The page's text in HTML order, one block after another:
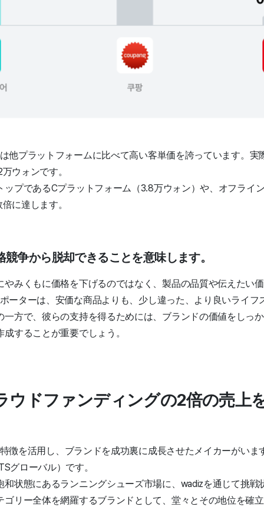
他プラットフォームに比べて高い客単価を誇っています。実
ウォンです。
ップであるCプラットフォーム（3.8万ウォン）や、オフライ
に達します。
争から脱却できることを意味します。
やみくもに価格を下げるのではなく、製品の品質や伝えたい
ーターは、安価な商品よりも、少し違った、より良いライフ
一方で、彼らの支持を得るためには、ブランドの価値をしっ
することが重要でしょう。
ウドファンディングの2倍の売上
徴を活用し、ブランドを成功裏に成長させたメイカーがいま
グローバル）です。
和状態にあるランニングシューズ市場に、wadizを通じて挑戦
ゴリー全体を網羅するブランドとして、堂々とその地位を確